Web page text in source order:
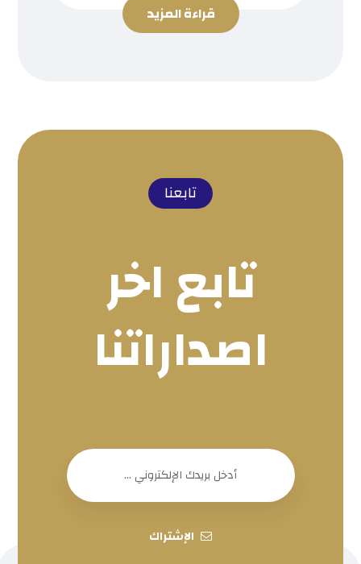
قراءة المزيد
تابعنا
تابع اخر
اصداراتنا
الإشتراك